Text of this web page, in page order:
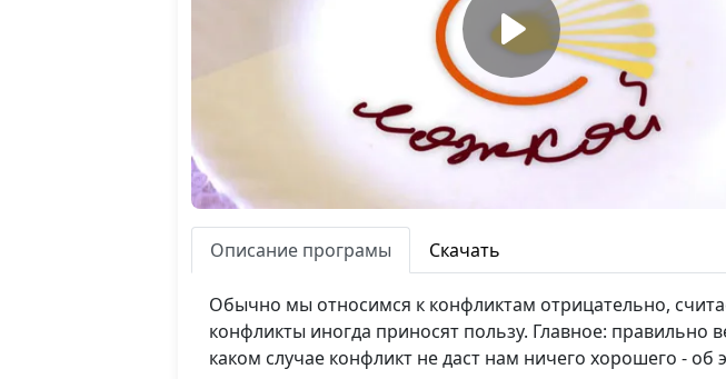
Описание програмы Скачать
Обычно мы относимся к конфликтам отрицательно,
конфликты иногда приносят пользу. Главное: правильно
каком случае конфликт не даст нам ничего хорошего -